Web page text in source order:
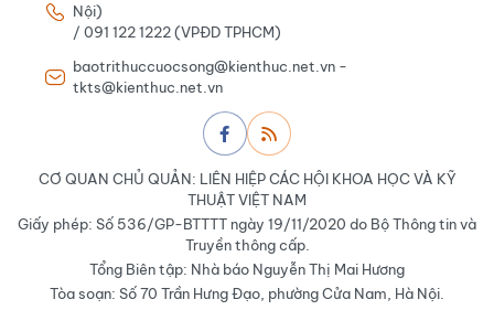
Nội)
/ 091 122 1222 (VPĐD TPHCM)
baotrithuccuocsong@kienthuc.net.vn -
tkts@kienthuc.net.vn
CƠ QUAN CHỦ QUẢN: LIÊN HIỆP CÁC HỘI KHOA HỌC VÀ KỸ
THUẬT VIỆT NAM
Giấy phép: Số 536/GP-BTTTT ngày 19/11/2020 do Bộ Thông tin và
Truyền thông cấp.
Tổng Biên tập: Nhà báo Nguyễn Thị Mai Hương
Tòa soạn: Số 70 Trần Hưng Đạo, phường Cửa Nam, Hà Nội.